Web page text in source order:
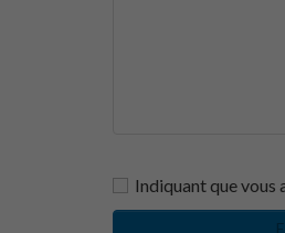
Indiquant que vous